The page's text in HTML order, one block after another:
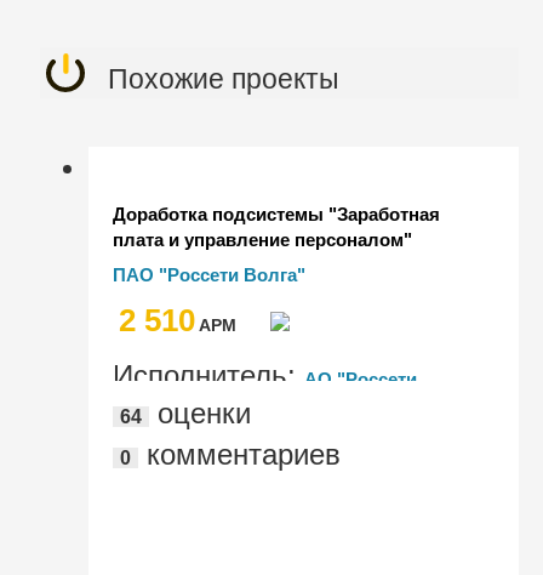
Похожие проекты
Доработка подсистемы "Заработная
плата и управление персоналом"
Автоматизированной системы
Волга"
ПАО "Россети Волга"
2 510AРМ
Исполнитель:
АО "Россети
Цифра"
64 оценки
0 комментариев